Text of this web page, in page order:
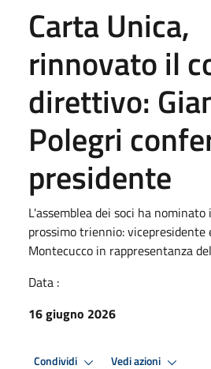
Carta Unica,
rinnovato il
direttivo:
Polegri
presidente
L'assemblea dei soci ha
prossimo triennio: vicepresidente
Montecucco in rappresentanza
Data :
16 giugno 2026
Condividi Vedi azioni